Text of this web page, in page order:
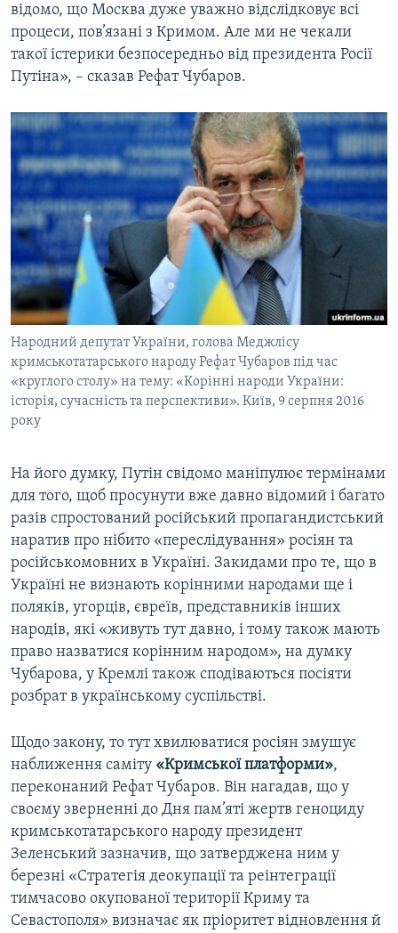
відомо, що Москва дуже уважно відслідковує всі
процеси, пов’язані з Кримом. Але ми не чекали
такої істерики безпосередньо від президента Росії
Путіна», – сказав Рефат Чубаров.
Народний депутат України, голова Меджлісу
кримськотатарського народу Рефат Чубаров під час
«круглого столу» на тему: «Корінні народи України:
історія, сучасність та перспективи». Київ, 9 серпня 2016
року
На його думку, Путін свідомо маніпулює термінами
для того, щоб просунути вже давно відомий і багато
разів спростований російський пропагандистський
наратив про нібито «переслідування» росіян та
російськомовних в Україні. Закидами про те, що в
Україні не визнають корінними народами ще і
поляків, угорців, євреїв, представників інших
народів, які «живуть тут давно, і тому також мають
право назватися корінним народом», на думку
Чубарова, у Кремлі також сподіваються посіяти
розбрат в українському суспільстві.
Щодо закону, то тут хвилюватися росіян змушує
наближення саміту «Кримської платформи»,
переконаний Рефат Чубаров. Він нагадав, що у
своєму зверненні до Дня пам’яті жертв геноциду
кримськотатарського народу президент
Зеленський зазначив, що затверджена ним у
березні «Стратегія деокупації та реінтеграції
тимчасово окупованої території Криму та
Севастополя» визначає як пріоритет відновлення й